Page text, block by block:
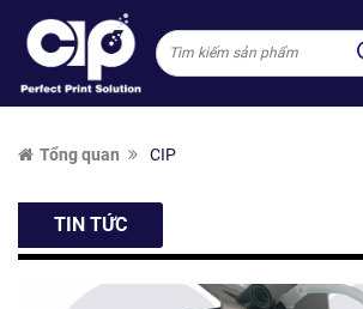
Tổng quan CIP
TIN TỨC